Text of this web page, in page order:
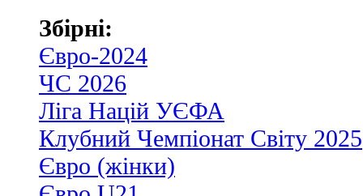
Збірні:
Євро-2024
ЧС 2026
Ліга Націй УЄФА
Клубний Чемпіонат Світу 2025
Євро (жінки)